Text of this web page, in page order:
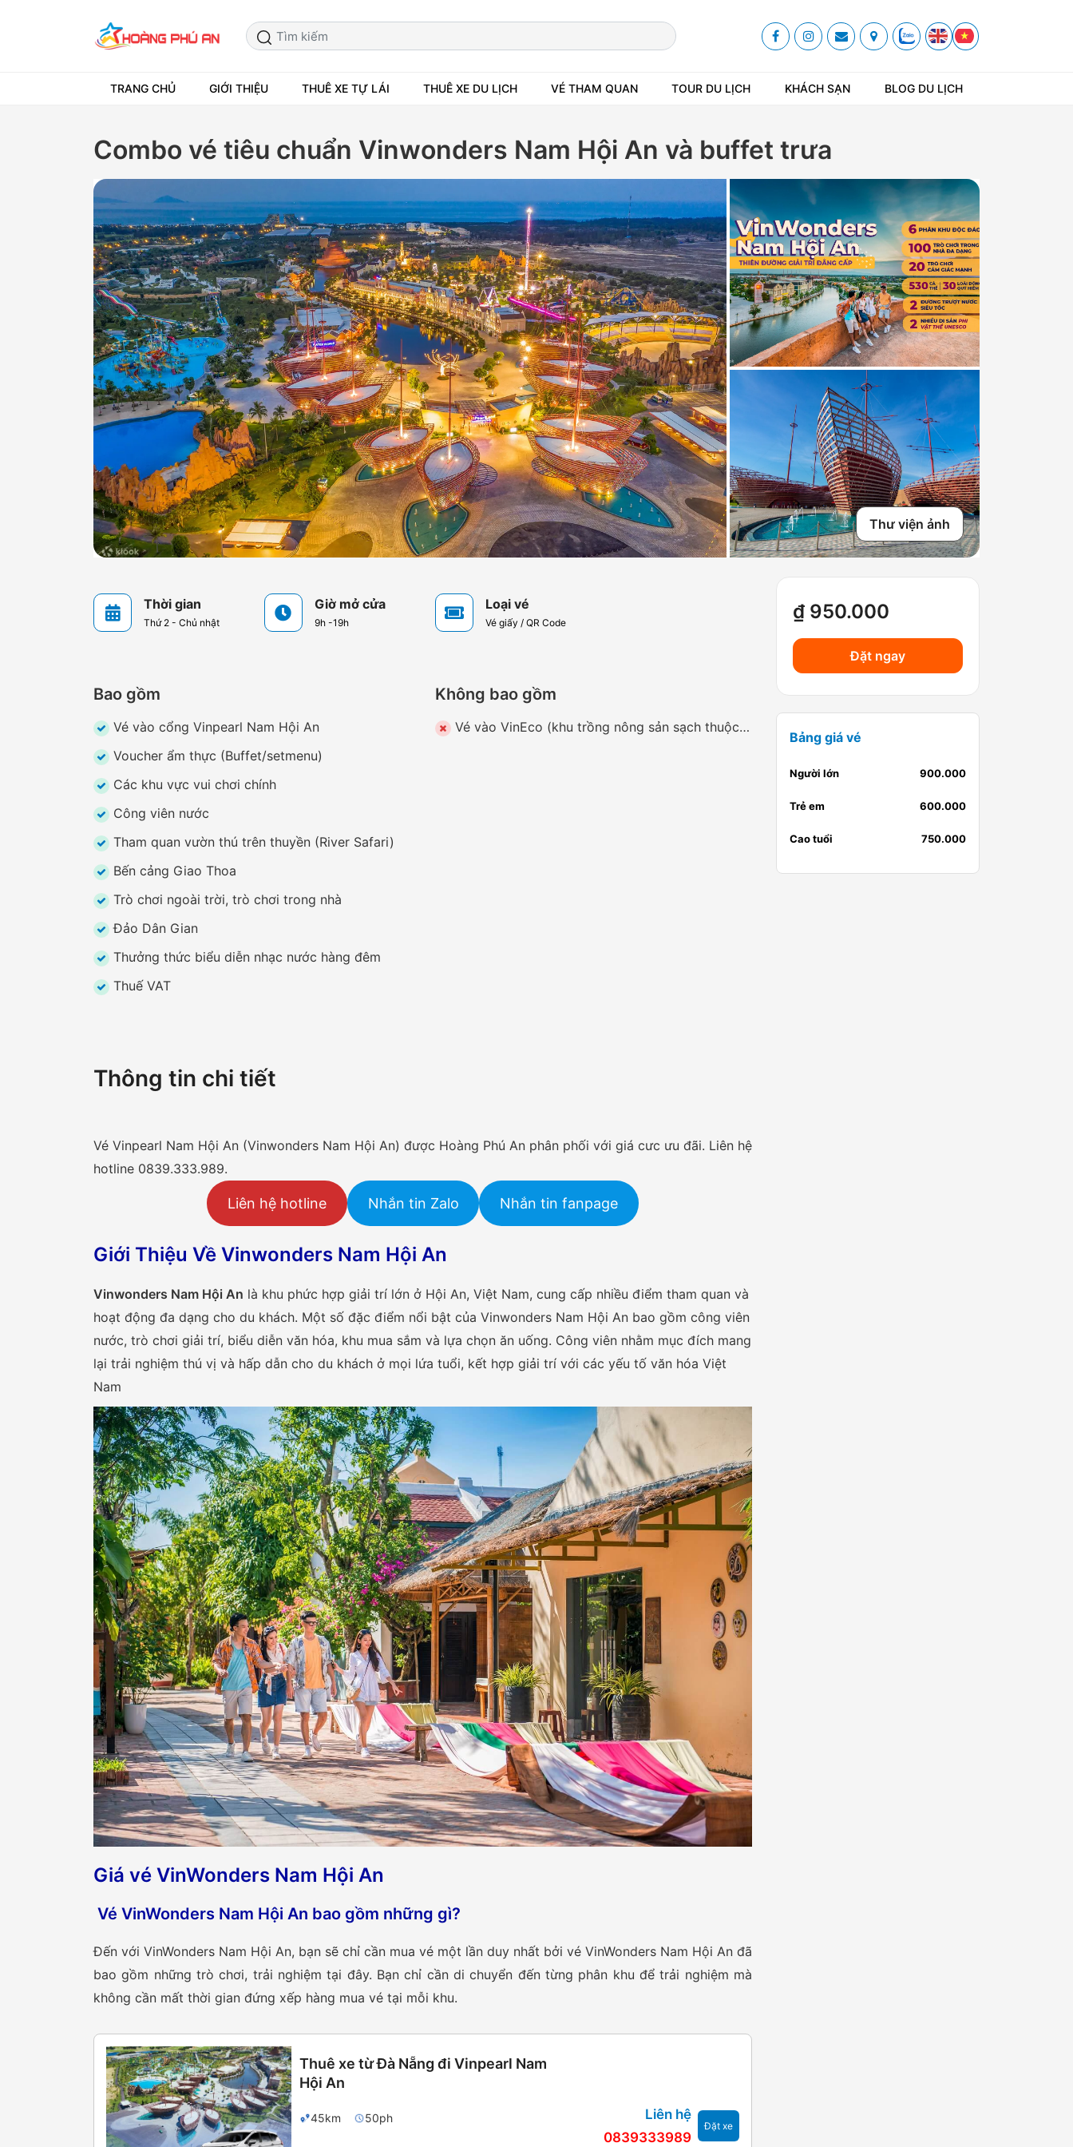
TRANG CHỦ GIỚI THIỆU THUÊ XE TỰ LÁI THUÊ XE DU LỊCH VÉ THAM QUAN TOUR DU LỊCH KHÁCH SẠN BLOG DU LỊCH
Combo vé tiêu chuẩn Vinwonders Nam Hội An và buffet trưa
Thư viện ảnh
Thời gian
Thứ 2 - Chủ nhật
Giờ mở cửa
9h -19h
Loại vé
Vé giấy / QR Code
Bao gồm
Vé vào cổng Vinpearl Nam Hội An
Voucher ẩm thực (Buffet/setmenu)
Các khu vực vui chơi chính
Công viên nước
Tham quan vườn thú trên thuyền (River Safari)
Bến cảng Giao Thoa
Trò chơi ngoài trời, trò chơi trong nhà
Đảo Dân Gian
Thưởng thức biểu diễn nhạc nước hàng đêm
Thuế VAT
Không bao gồm
Vé vào VinEco (khu trồng nông sản sạch thuộc một công ty khác của Vingroup)
Thông tin chi tiết
Vé Vinpearl Nam Hội An (Vinwonders Nam Hội An) được Hoàng Phú An phân phối với giá cưc ưu đãi. Liên hệ
hotline 0839.333.989.
Liên hệ hotline Nhắn tin Zalo Nhắn tin fanpage
Giới Thiệu Về Vinwonders Nam Hội An
Vinwonders Nam Hội An là khu phức hợp giải trí lớn ở Hội An, Việt Nam, cung cấp nhiều điểm tham quan và
hoạt động đa dạng cho du khách. Một số đặc điểm nổi bật của Vinwonders Nam Hội An bao gồm công viên
nước, trò chơi giải trí, biểu diễn văn hóa, khu mua sắm và lựa chọn ăn uống. Công viên nhằm mục đích mang
lại trải nghiệm thú vị và hấp dẫn cho du khách ở mọi lứa tuổi, kết hợp giải trí với các yếu tố văn hóa Việt
Nam
Giá vé VinWonders Nam Hội An
Vé VinWonders Nam Hội An bao gồm những gì?
Đến với VinWonders Nam Hội An, bạn sẽ chỉ cần mua vé một lần duy nhất bởi vé VinWonders Nam Hội An đã
bao gồm những trò chơi, trải nghiệm tại đây. Bạn chỉ cần di chuyển đến từng phân khu để trải nghiệm mà
không cần mất thời gian đứng xếp hàng mua vé tại mỗi khu.
Thuê xe từ Đà Nẵng đi Vinpearl Nam
Hội An
45km 50ph
Liên hệ
0839333989
Đặt xe
₫ 950.000
Đặt ngay
Bảng giá vé
Người lớn 900.000
Trẻ em 600.000
Cao tuổi 750.000